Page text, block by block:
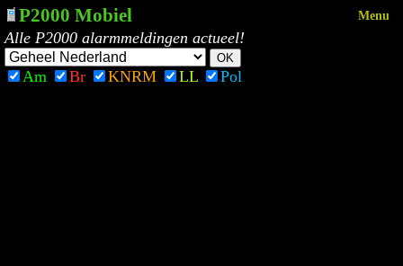
P2000 Mobiel Menu
Alle P2000 alarmmeldingen actueel!
Am Br KNRM LL Pol